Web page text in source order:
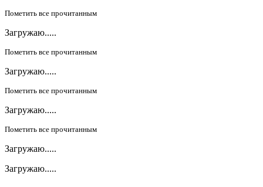
Пометить все прочитанным
Загружаю.....
Пометить все прочитанным
Загружаю.....
Пометить все прочитанным
Загружаю.....
Пометить все прочитанным
Загружаю.....
Загружаю.....